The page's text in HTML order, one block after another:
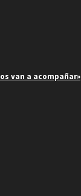
van a acompañar»